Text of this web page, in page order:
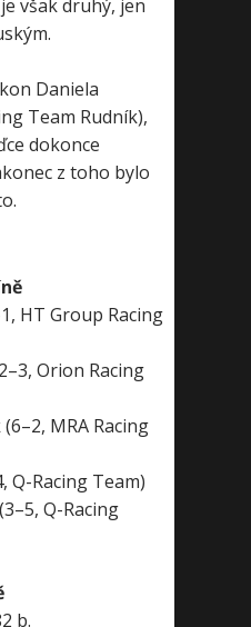
však druhý, jen
Daniela
Team Rudník),
dokonce
z toho bylo
HT Group Racing
Orion Racing
MRA Racing
Q-Racing Team)
Q-Racing
b.